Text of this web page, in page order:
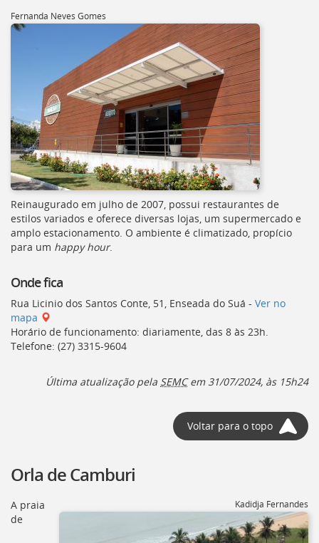
Fernanda Neves Gomes
Reinaugurado em julho de 2007, possui restaurantes de
estilos variados e oferece diversas lojas, um supermercado e
amplo estacionamento. O ambiente é climatizado, propício
para um happy hour.
Onde fica
Rua Licinio dos Santos Conte, 51, Enseada do Suá - Ver no
mapa
Horário de funcionamento: diariamente, das 8 às 23h.
Telefone: (27) 3315-9604
Última atualização pela SEMCem 31/07/2024, às 15h24
Voltar para o topo
Orla de Camburi
Kadidja Fernandes
A praia
de